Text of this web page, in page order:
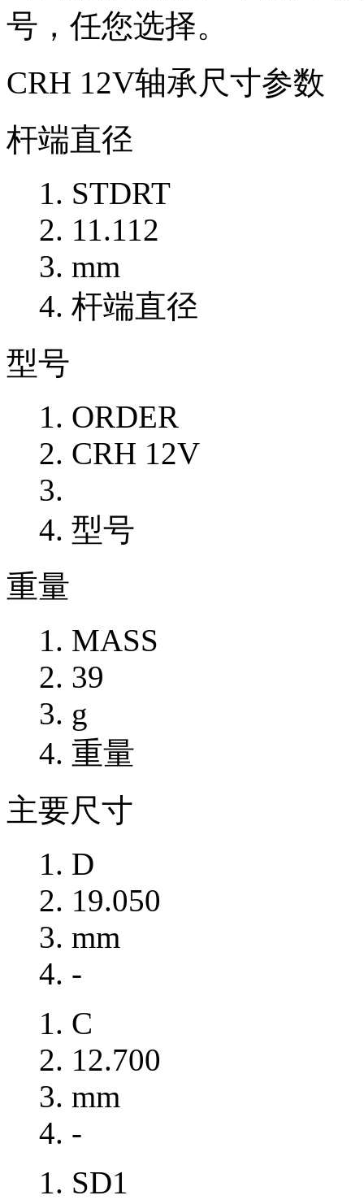
号，任您选择。
CRH 12V轴承尺寸参数
杆端直径
STDRT
11.112
mm
杆端直径
型号
ORDER
CRH 12V
型号
重量
MASS
39
g
重量
主要尺寸
D
19.050
mm
-
C
12.700
mm
-
SD1